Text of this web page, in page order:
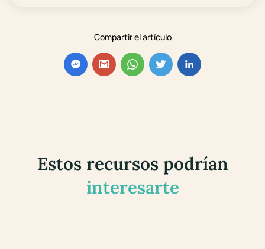
Compartir el artículo
Estos recursos podrían
interesarte